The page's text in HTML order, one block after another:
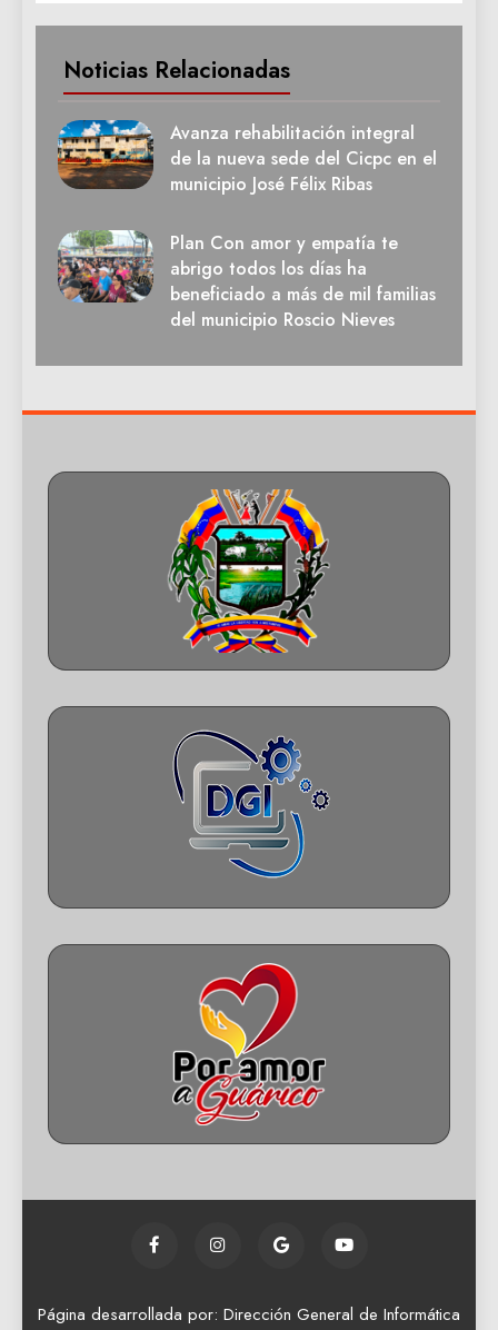
Noticias Relacionadas
Avanza rehabilitación integral
de la nueva sede del Cicpc en el
municipio José Félix Ribas
Plan Con amor y empatía te
abrigo todos los días ha
beneficiado a más de mil familias
del municipio Roscio Nieves
Página desarrollada por: Dirección General de Informática